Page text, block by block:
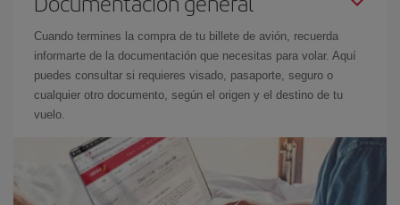
Cuando termines la compra de tu billete de avión, recuerda
informarte de la documentación que necesitas para volar. Aquí
puedes consultar si requieres visado, pasaporte, seguro o
cualquier otro documento, según el origen y el destino de tu
vuelo.